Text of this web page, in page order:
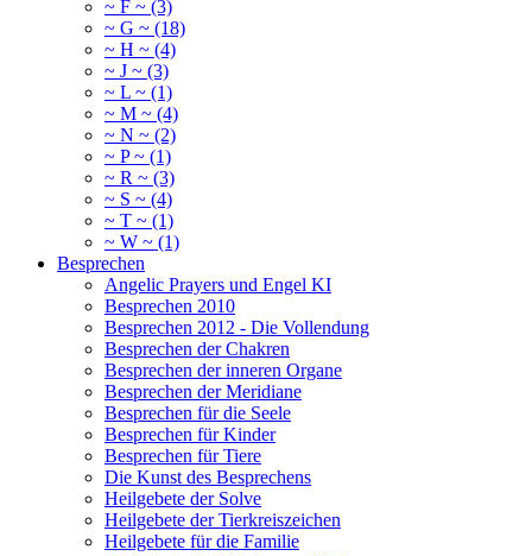
~ F ~ (3)
~ G ~ (18)
~ H ~ (4)
~ J ~ (3)
~ L ~ (1)
~ M ~ (4)
~ N ~ (2)
~ P ~ (1)
~ R ~ (3)
~ S ~ (4)
~ T ~ (1)
~ W ~ (1)
Besprechen
Angelic Prayers und Engel KI
Besprechen 2010
Besprechen 2012 - Die Vollendung
Besprechen der Chakren
Besprechen der inneren Organe
Besprechen der Meridiane
Besprechen für die Seele
Besprechen für Kinder
Besprechen für Tiere
Die Kunst des Besprechens
Heilgebete der Solve
Heilgebete der Tierkreiszeichen
Heilgebete für die Familie